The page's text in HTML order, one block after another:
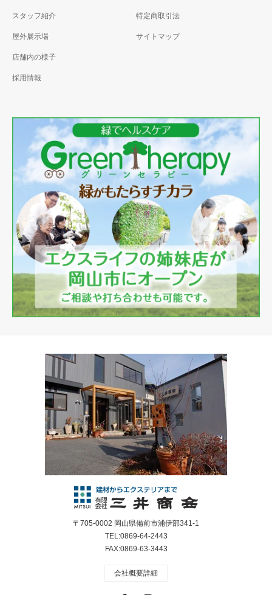
スタッフ紹介
屋外展示場
店舗内の様子
採用情報
特定商取引法
サイトマップ
〒705-0002 岡山県備前市浦伊部341-1
TEL:0869-64-2443
FAX:0869-63-3443
会社概要詳細